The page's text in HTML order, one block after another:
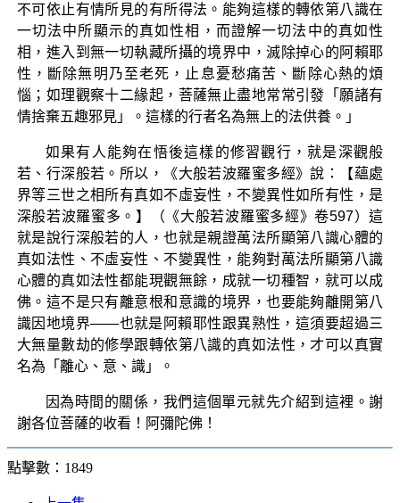
不可依止有情所見的有所得法。能夠這樣的轉依第八識在
一切法中所顯示的真如性相，而證解一切法中的真如性
相，進入到無一切執藏所攝的境界中，滅除掉心的阿賴耶
性，斷除無明乃至老死，止息憂愁痛苦、斷除心熱的煩
惱；如理觀察十二緣起，菩薩無止盡地常常引發「願諸有
情捨棄五趣邪見」。這樣的行者名為無上的法供養。」
如果有人能夠在悟後這樣的修習觀行，就是深觀般
若、行深般若。所以，《大般若波羅蜜多經》說：【蘊處
界等三世之相所有真如不虛妄性，不變異性如所有性，是
深般若波羅蜜多。】（《大般若波羅蜜多經》卷597）這
就是說行深般若的人，也就是親證萬法所顯第八識心體的
真如法性、不虛妄性、不變異性，能夠對萬法所顯第八識
心體的真如法性都能現觀無餘，成就一切種智，就可以成
佛。這不是只有離意根和意識的境界，也要能夠離開第八
識因地境界——也就是阿賴耶性跟異熟性，這須要超過三
大無量數劫的修學跟轉依第八識的真如法性，才可以真實
名為「離心、意、識」。
因為時間的關係，我們這個單元就先介紹到這裡。謝
謝各位菩薩的收看！阿彌陀佛！
點擊數：1849